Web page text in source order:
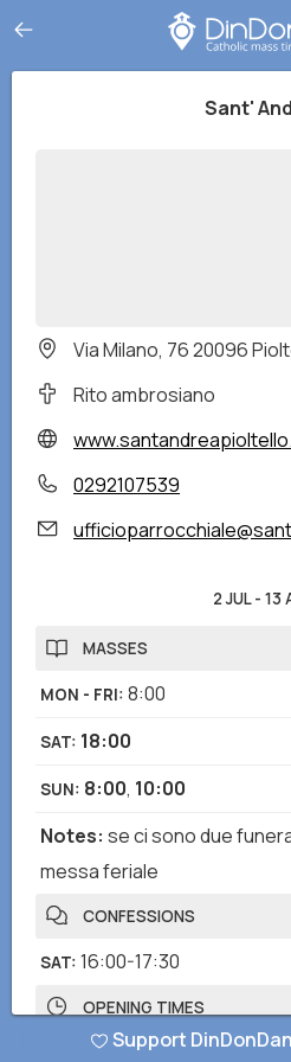
Sant'
Via Milano, 76 20096
Rito ambrosiano
0292107539
2 JUL- 13
MASSES
MON - FRI: 8:00
SAT: 18:00
SUN: 8:00, 10:00
Notes: se ci sono due
messa feriale
CONFESSIONS
SAT: 16:00-17:30
OPENING TIMES
MON - SUN:7:15-19:00
Support